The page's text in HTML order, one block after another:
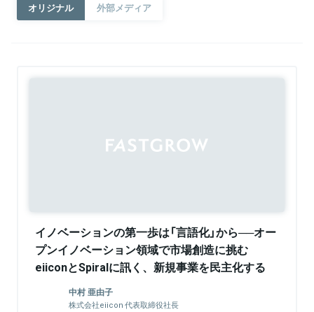
オリジナル 外部メディア
イノベーションの第一歩は「言語化」から──オー
プンイノベーション領域で市場創造に挑む
eiiconとSpiralに訊く、新規事業を民主化する
『Innovation as a Service』構想
中村 亜由子
株式会社eiicon 代表取締役社長